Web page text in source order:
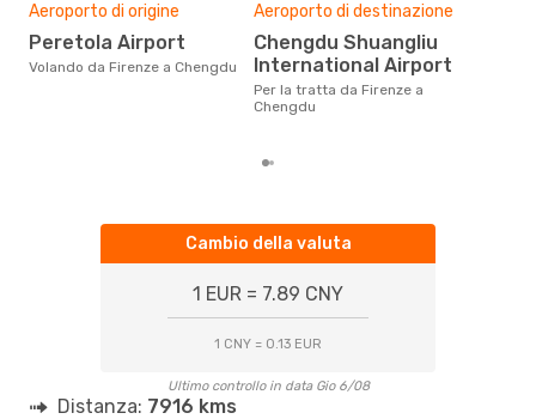
Aeroporto di origine
Peretola Airport
Volando da Firenze a Chengdu
Aeroporto di destinazione
Chengdu Shuangliu
International Airport
Per la tratta da Firenze a
Chengdu
Cambio della valuta
1 EUR = 7.89 CNY
1 CNY = 0.13 EUR
Ultimo controllo in data Gio 6/08
Distanza: 7916 kms